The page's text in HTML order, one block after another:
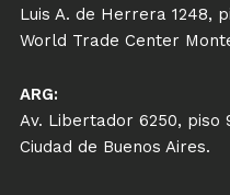
Luis A. de Herrera 1248,
World Trade Center
ARG:
Av. Libertador 6250, piso
Ciudad de Buenos Aires.